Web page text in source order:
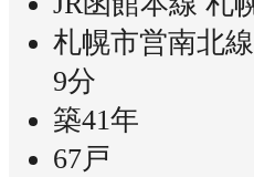
札幌市営南北
9分
築41年
67戸